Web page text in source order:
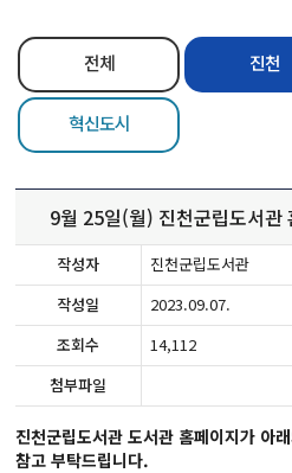
전체 진천
혁신도시
9월 25일(월) 진천군립도서관
작성자
진천군립도서관
작성일
2023.09.07.
조회수
14,112
첨부파일
진천군립도서관 도서관 홈페이지가 아
참고 부탁드립니다.